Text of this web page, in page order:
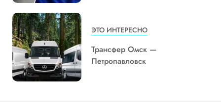
ЭТО ИНТЕРЕСНО
Трансфер Омск —
Петропавловск